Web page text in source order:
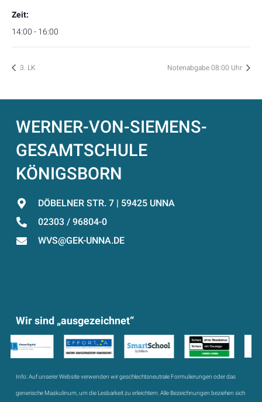
Zeit:
14:00 - 16:00
3. LK Notenabgabe 08:00 Uhr
WERNER-VON-SIEMENS-
GESAMTSCHULE
KÖNIGSBORN
DÖBELNER STR. 7 | 59425 UNNA
02303 / 96804-0
WVS@GEK-UNNA.DE
Wir sind „ausgezeichnet“
Info:Auf unserer Website verwenden wir geschlechtsneutrale Formulierungen oder das
generische Maskulinum, um die Lesbarkeit zu erleichtern. Alle Bezeichnungen beziehen sich